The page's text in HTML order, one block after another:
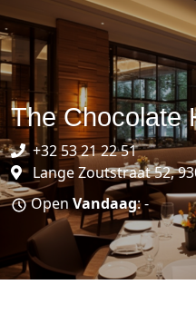
The Chocolate
+32 53 21 22 51
Lange Zoutstraat 52,
Open Vandaag: -